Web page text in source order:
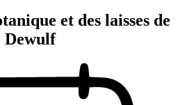
et des laisses de
Dewulf